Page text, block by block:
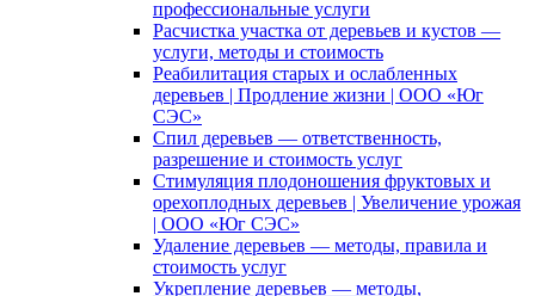
профессиональные услуги
Расчистка участка от деревьев и кустов —
услуги, методы и стоимость
Реабилитация старых и ослабленных
деревьев | Продление жизни | ООО «Юг
СЭС»
Спил деревьев — ответственность,
разрешение и стоимость услуг
Стимуляция плодоношения фруктовых и
орехоплодных деревьев | Увеличение урожая
| ООО «Юг СЭС»
Удаление деревьев — методы, правила и
стоимость услуг
Укрепление деревьев — методы,